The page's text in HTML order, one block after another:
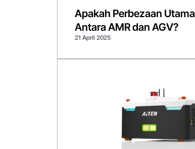
Apakah Perbezaan Utama
Antara AMR dan AGV?
21 April 2025